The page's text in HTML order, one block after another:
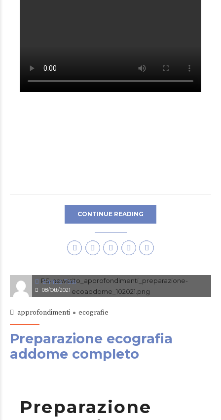
CONTINUE READING
Enrico Tosi
08/Ott/2021
approfondimenti ecografie
Preparazione ecografia
addome completo
Preparazione